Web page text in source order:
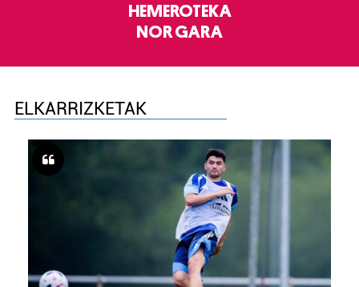
HEMEROTEKA
NOR GARA
ELKARRIZKETAK